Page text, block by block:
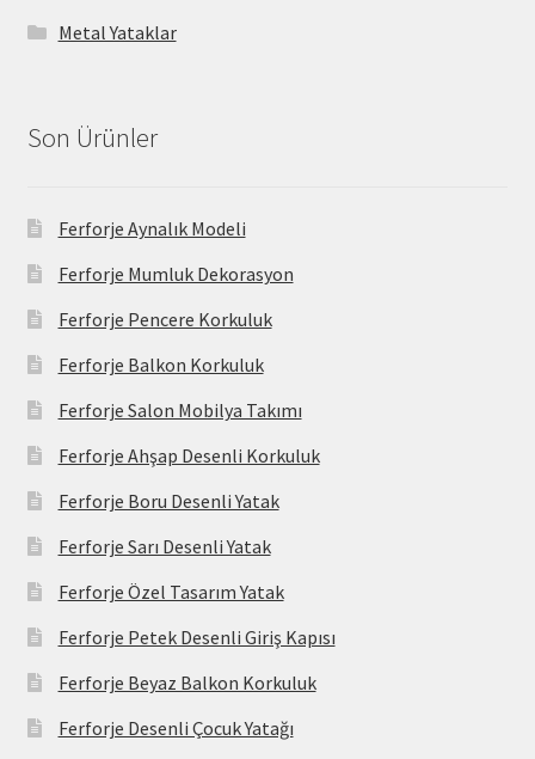
Metal Yataklar
Son Ürünler
Ferforje Aynalık Modeli
Ferforje Mumluk Dekorasyon
Ferforje Pencere Korkuluk
Ferforje Balkon Korkuluk
Ferforje Salon Mobilya Takımı
Ferforje Ahşap Desenli Korkuluk
Ferforje Boru Desenli Yatak
Ferforje Sarı Desenli Yatak
Ferforje Özel Tasarım Yatak
Ferforje Petek Desenli Giriş Kapısı
Ferforje Beyaz Balkon Korkuluk
Ferforje Desenli Çocuk Yatağı